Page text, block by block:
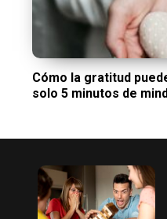
Cómo la gratitud
solo 5 minutos de